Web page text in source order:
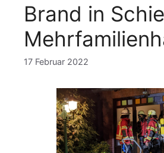
Brand in
17 Februar 2022